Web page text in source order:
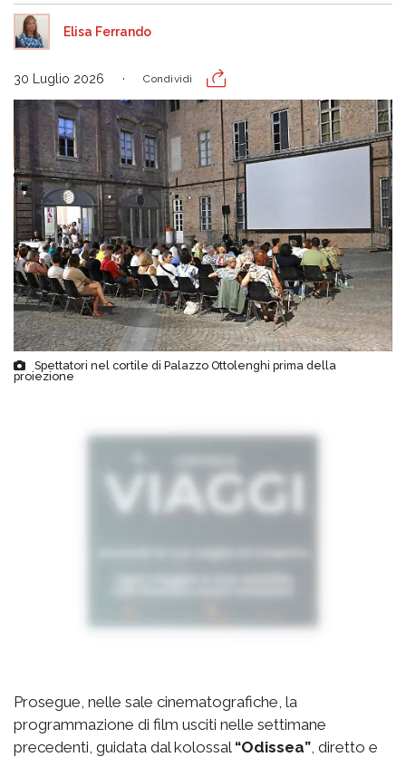
Elisa Ferrando
30 Luglio 2026 Condividi
Spettatori nel cortile di Palazzo Ottolenghi prima della
proiezione
Prosegue, nelle sale cinematografiche, la
programmazione di film usciti nelle settimane
precedenti, guidata dal kolossal “Odissea” , diretto e